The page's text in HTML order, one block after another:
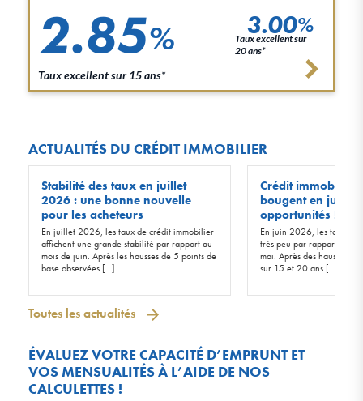
2.85%
Taux excellent sur 15 ans*
3.00%
Taux excellent sur
20 ans*
ACTUALITÉS DU CRÉDIT IMMOBILIER
Stabilité des taux en juillet
2026 : une bonne nouvelle
pour les acheteurs
En juillet 2026, les taux de crédit immobilier
affichent une grande stabilité par rapport au
mois de juin. Après les hausses de 5 points de
base observées […]
Crédit immobilier
bougent en juin
opportunités !
En juin 2026, les taux
très peu par rapport à
mai. Après des hausses
sur 15 et 20 ans […]
Toutes les actualités
ÉVALUEZ VOTRE CAPACITÉ D’EMPRUNT ET
VOS MENSUALITÉS À L’AIDE DE NOS
CALCULETTES !